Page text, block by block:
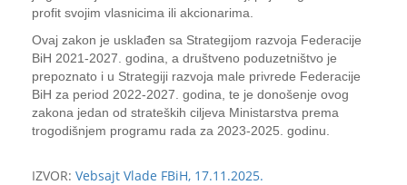
profit svojim vlasnicima ili akcionarima.
Ovaj zakon je usklađen sa Strategijom razvoja Federacije
BiH 2021-2027. godina, a društveno poduzetništvo je
prepoznato i u Strategiji razvoja male privrede Federacije
BiH za period 2022-2027. godina, te je donošenje ovog
zakona jedan od strateških ciljeva Ministarstva prema
trogodišnjem programu rada za 2023-2025. godinu.
IZVOR: Vebsajt Vlade FBiH, 17.11.2025.